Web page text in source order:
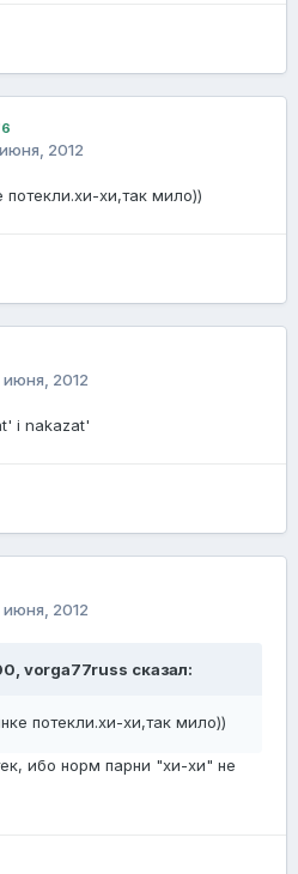
2012
хи,так мило))
июня, 2012
i nakazat'
июня, 2012
vorga77russ сказал:
потекли.хи-хи,так мило))
ибо норм парни "хи-хи" не